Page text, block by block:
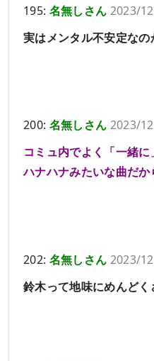
195: 名無しさん 2023/
実はメンタル不安定なの
200: 名無しさん 2023/
コミュ内でよく「一緒
ハナハナみたいな曲だ
202: 名無しさん 2023/
鈴木って地味にめんどく